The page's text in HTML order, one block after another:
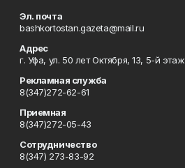
Эл. почта
bashkortostan.gazeta@mail.ru
Адрес
г. Уфа, ул. 50 лет Октября, 13, 5-й этаж
Рекламная служба
8(347)272-62-61
Приемная
8(347)272-05-43
Сотрудничество
8(347) 273-83-92